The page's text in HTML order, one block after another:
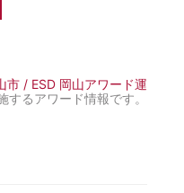
市 / ESD 岡山アワード運
するアワード情報です。